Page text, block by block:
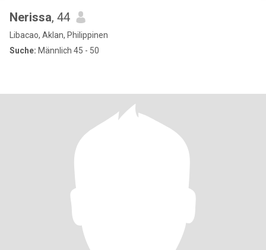
Nerissa, 44
Libacao, Aklan, Philippinen
Suche: Männlich 45 - 50